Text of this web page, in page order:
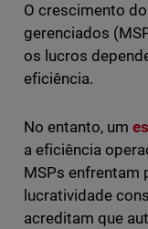
O crescimento
gerenciados
os lucros
eficiência.
No entanto, um
a eficiência
MSPs enfrentam
lucratividade
acreditam que